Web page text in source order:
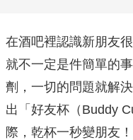
在酒吧裡認識新朋友
就不一定是件簡單的
劑，一切的問題就解
出「好友杯（Buddy
際，乾杯一秒變朋友！